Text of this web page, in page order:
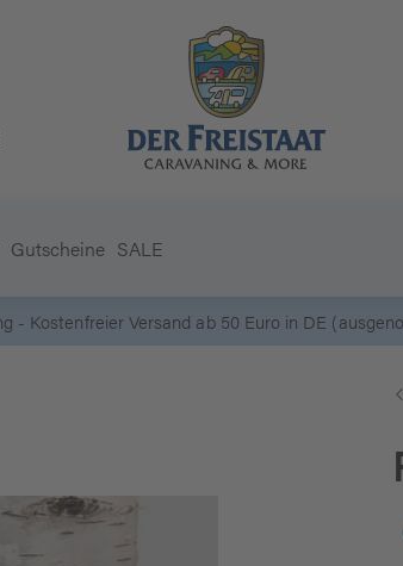
Gutscheine SALE
5 Euro Gutschein* bei Newsletter-Anmeldung